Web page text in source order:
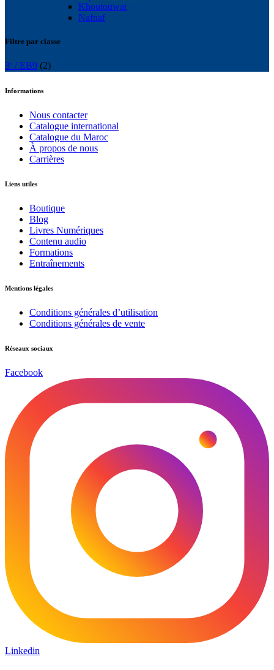
Khoutouwat
Nafnaf
Filtre par classe
3ᵉ / EB9 (2)
Informations
Nous contacter
Catalogue international
Catalogue du Maroc
À propos de nous
Carrières
Liens utiles
Boutique
Blog
Livres Numériques
Contenu audio
Formations
Entraînements
Mentions légales
Conditions générales d’utilisation
Conditions générales de vente
Réseaux sociaux
Facebook
Linkedin